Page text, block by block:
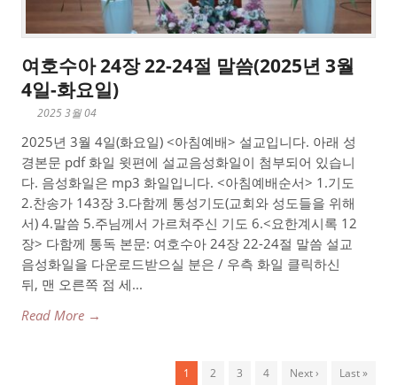
여호수아 24장 22-24절 말씀(2025년 3월
4일-화요일)
2025 3월 04
2025년 3월 4일(화요일) <아침예배> 설교입니다. 아래 성
경본문 pdf 화일 윗편에 설교음성화일이 첨부되어 있습니
다. 음성화일은 mp3 화일입니다. <아침예배순서> 1.기도
2.찬송가 143장 3.다함께 통성기도(교회와 성도들을 위해
서) 4.말씀 5.주님께서 가르쳐주신 기도 6.<요한계시록 12
장> 다함께 통독 본문: 여호수아 24장 22-24절 말씀 설교
음성화일을 다운로드받으실 분은 / 우측 화일 클릭하신
뒤, 맨 오른쪽 점 세...
Read More →
1 2 3 4 Next › Last »